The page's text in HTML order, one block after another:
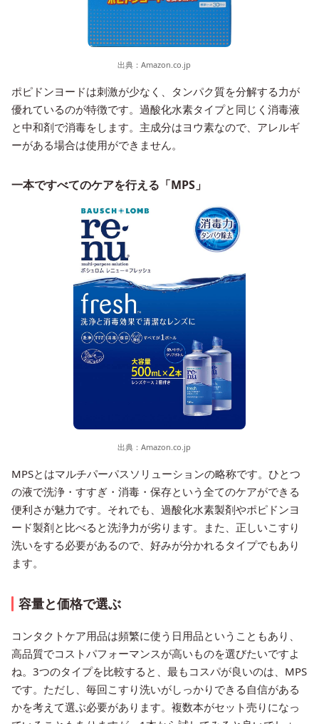
出典： Amazon.co.jp
ポピドンヨードは刺激が少なく、タンパク質を分解する力が
優れているのが特徴です。過酸化水素タイプと同じく消毒液
と中和剤で消毒をします。主成分はヨウ素なので、アレルギ
ーがある場合は使用ができません。
一本ですべてのケアを行える「MPS」
出典： Amazon.co.jp
MPSとはマルチパーパスソリューションの略称です。ひとつ
の液で洗浄・すすぎ・消毒・保存という全てのケアができる
便利さが魅力です。それでも、過酸化水素製剤やポピドンヨ
ード製剤と比べると洗浄力が劣ります。また、正しいこすり
洗いをする必要があるので、好みが分かれるタイプでもあり
ます。
容量と価格で選ぶ
コンタクトケア用品は頻繁に使う日用品ということもあり、
高品質でコストパフォーマンスが高いものを選びたいですよ
ね。3つのタイプを比較すると、最もコスパが良いのは、MPS
です。ただし、毎回こすり洗いがしっかりできる自信がある
かを考えて選ぶ必要があります。複数本がセット売りになっ